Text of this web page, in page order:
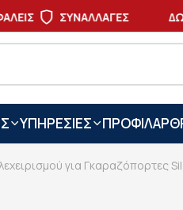
ΣΥΝΑΛΛΑΓΕΣ
ΥΠΗΡΕΣΙΕΣ ΠΡΟΦΙΛ
για Γκαραζόπορτες